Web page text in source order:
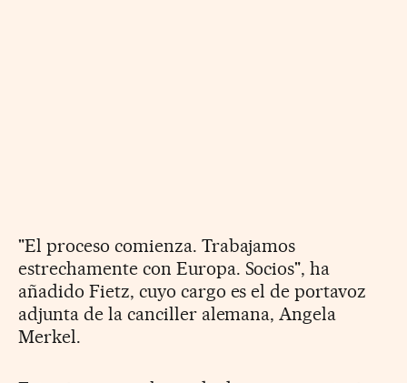
"El proceso comienza. Trabajamos
estrechamente con Europa. Socios", ha
añadido Fietz, cuyo cargo es el de portavoz
adjunta de la canciller alemana, Angela
Merkel.